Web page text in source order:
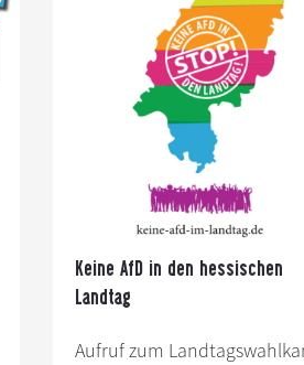
Keine AfD in den hessischen
Landtag
Aufruf zum